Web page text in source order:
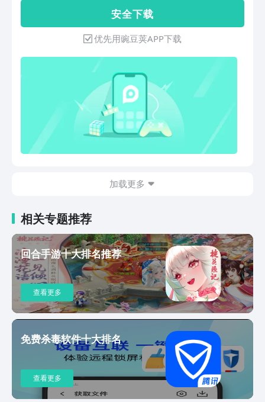
生，揭秘失踪真相《蝉》法内狂徒极致博
弈！钟楚曦吴镇宇郑云龙烧脑狼人杀《地
球超新鲜 第2季》地球厨王大赛！刘宇宁
宋茜堵上尊严一战，孙红雷郭京飞藏锅偷
油都不省心；地球团全员cos法国宫廷装
扮，继承者之战打响！舞蹈比拼李乃文大
劈叉被拖走，林一王玉雯竟是母子？《一
饭封神 第2季》回归！风云再起，原班人
马全新赛制，残酷比拼下谁能晋级？剧毒
石头鱼下锅，见手青登场，爆浆烤羊眼惊
呆谢霆锋！不看头衔只看厨艺，世界名厨
为晋级拼了！《心动的信号 第9季》恋综
口秀和Ta的朋友们 第3季》脱口秀就看腾
场爆笑。《开始推理吧 第4季》动物塑副
本上线！推团秉烛夜话恐怖怪谈，下一秒
天降“残肢”，刘宇宁大惊失色嗷嗷叫，章
若楠吓得跳进金靖怀里！张凌赫、丁程
鑫、周柯宇表情包大赏可爱值超标！《寒
战1994》郭富城、周润发、梁家辉再
掀“寒战”狂潮，吴彦祖、刘俊谦正邪对
决，权斗天花板再升级！《10间敢死
队》喜剧人绝境笑对人生，绝症患者组队
实现遗愿清单《今晚正好》马思纯、陈昊
森直球野性恋，姐狗CP互撩撒糖《斩神
2》国漫神番回归，暑期必看！《完美世
界·剧场版》黑暗大劫降下，仙古终章，
悲壮奏响！《谷雨街后巷》穿过现实的迷
宫，欢迎光临“谷雨街后巷”。《南戏》民
安 全 下 载
优先用豌豆荚APP下载
加载更多
相关专题推荐
回合手游十大排名推荐
查看更多
免费杀毒软件十大排名
查看更多